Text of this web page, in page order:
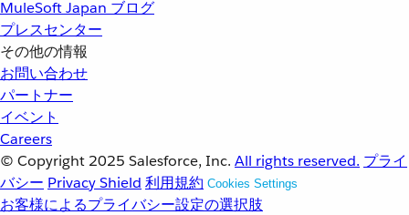
MuleSoft Japan ブログ
プレスセンター
その他の情報
お問い合わせ
パートナー
イベント
Careers
© Copyright 2025 Salesforce, Inc. All rights reserved. プライ
バシー Privacy Shield 利用規約 Cookies Settings
お客様によるプライバシー設定の選択肢